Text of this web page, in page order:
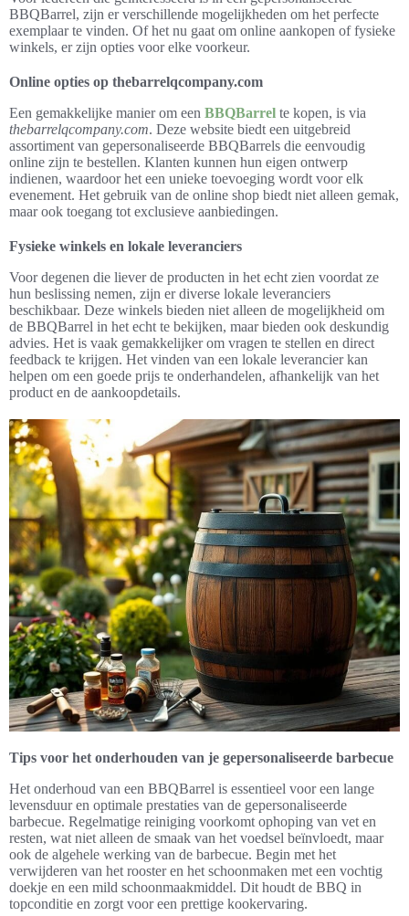
BBQBarrel, zijn er verschillende mogelijkheden om het perfecte
exemplaar te vinden. Of het nu gaat om online aankopen of fysieke
winkels, er zijn opties voor elke voorkeur.
Online opties op thebarrelqcompany.com
Een gemakkelijke manier om een BBQBarrel te kopen, is via
thebarrelqcompany.com. Deze website biedt een uitgebreid
assortiment van gepersonaliseerde BBQBarrels die eenvoudig
online zijn te bestellen. Klanten kunnen hun eigen ontwerp
indienen, waardoor het een unieke toevoeging wordt voor elk
evenement. Het gebruik van de online shop biedt niet alleen gemak,
maar ook toegang tot exclusieve aanbiedingen.
Fysieke winkels en lokale leveranciers
Voor degenen die liever de producten in het echt zien voordat ze
hun beslissing nemen, zijn er diverse lokale leveranciers
beschikbaar. Deze winkels bieden niet alleen de mogelijkheid om
de BBQBarrel in het echt te bekijken, maar bieden ook deskundig
advies. Het is vaak gemakkelijker om vragen te stellen en direct
feedback te krijgen. Het vinden van een lokale leverancier kan
helpen om een goede prijs te onderhandelen, afhankelijk van het
product en de aankoopdetails.
Tips voor het onderhouden van je gepersonaliseerde barbecue
Het onderhoud van een BBQBarrel is essentieel voor een lange
levensduur en optimale prestaties van de gepersonaliseerde
barbecue. Regelmatige reiniging voorkomt ophoping van vet en
resten, wat niet alleen de smaak van het voedsel beïnvloedt, maar
ook de algehele werking van de barbecue. Begin met het
verwijderen van het rooster en het schoonmaken met een vochtig
doekje en een mild schoonmaakmiddel. Dit houdt de BBQ in
topconditie en zorgt voor een prettige kookervaring.